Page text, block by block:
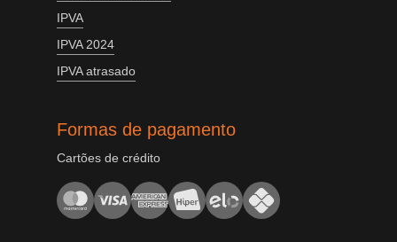
IPVA
IPVA 2024
IPVA atrasado
Formas de pagamento
Cartões de crédito